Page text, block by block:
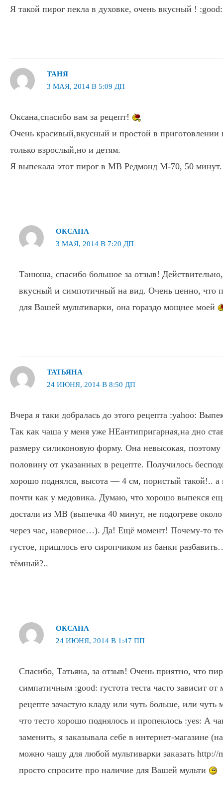
Я такой пирог пекла в духовке, очень вкусный ! :good:
ТАНЯ
3 МАЯ, 2014 В 5:09 ДП
Оксана,спасибо вам за рецепт!
Очень красивый,вкусный и простой в приготовлении
только взрослый,но и детям.
Я выпекала этот пирог в МВ Редмонд М-70, 50 минут.
ОКСАНА
3 МАЯ, 2014 В 7:20 ДП
Танюша, спасибо большое за отзыв!
вкусный и симпотичный на вид. Очень ценно, что
для Вашей мультиварки, она гораздо мощнее моей
ТАТЬЯНА
24 ИЮНЯ, 2014 В 8:50 ДП
Вчера я таки добралась до этого рецепта :yahoo:
Так как чаша у меня уже НЕантипригарная,на дно
размеру силиконовую форму. Она невысокая, поэтому
половину от указанных в рецепте. Получилось
хорошо поднялся, высота — 4 см, пористый такой!..
почти как у медовика. Думаю, что хорошо выпекся
достали из МВ (выпечка 40 минут, не подогреве
через час, наверное…). Да! Ещё момент! Почему-то
густое, пришлось его сиропчиком из банки
тёмный?..
ОКСАНА
24 ИЮНЯ, 2014 В 1:47 ПП
Спасибо, Татьяна, за отзыв! Очень приятно, что
симпатичным :good: густота теста часто зависит
рецепте зачастую кладу или чуть больше, или
что тесто хорошо поднялось и пропеклось :yes: А
заменить, я заказывала себе в интернет-магазине
можно чашу для любой мультиварки заказать http://
просто спросите про наличие для Вашей мульти